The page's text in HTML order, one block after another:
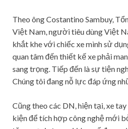
Theo ông Costantino Sambuy,
Việt Nam, người tiêu dùng Việt
khắt khe với chiếc xe mình sử
quan tâm đến thiết kế xe phải
sang trọng. Tiếp đến là sự tiện
Chúng tôi đang nỗ lực đáp ứng
Cũng theo các DN, hiện tại, xe
kiện để tích hợp công nghệ mới